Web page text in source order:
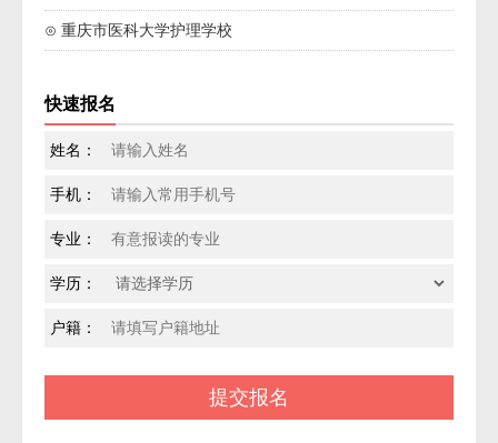
⊙ 重庆市医科大学护理学校
快速报名
姓名：
手机：
专业：
学历：
户籍：